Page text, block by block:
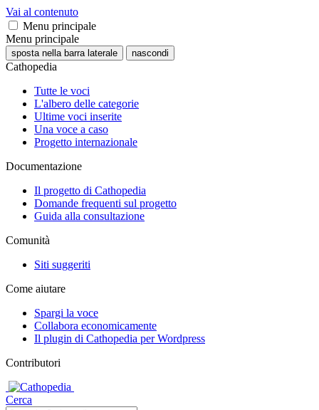
Vai al contenuto
Menu principale
Menu principale
sposta nella barra laterale nascondi
Cathopedia
Tutte le voci
L'albero delle categorie
Ultime voci inserite
Una voce a caso
Progetto internazionale
Documentazione
Il progetto di Cathopedia
Domande frequenti sul progetto
Guida alla consultazione
Comunità
Siti suggeriti
Come aiutare
Spargi la voce
Collabora economicamente
Il plugin di Cathopedia per Wordpress
Contributori
Cerca